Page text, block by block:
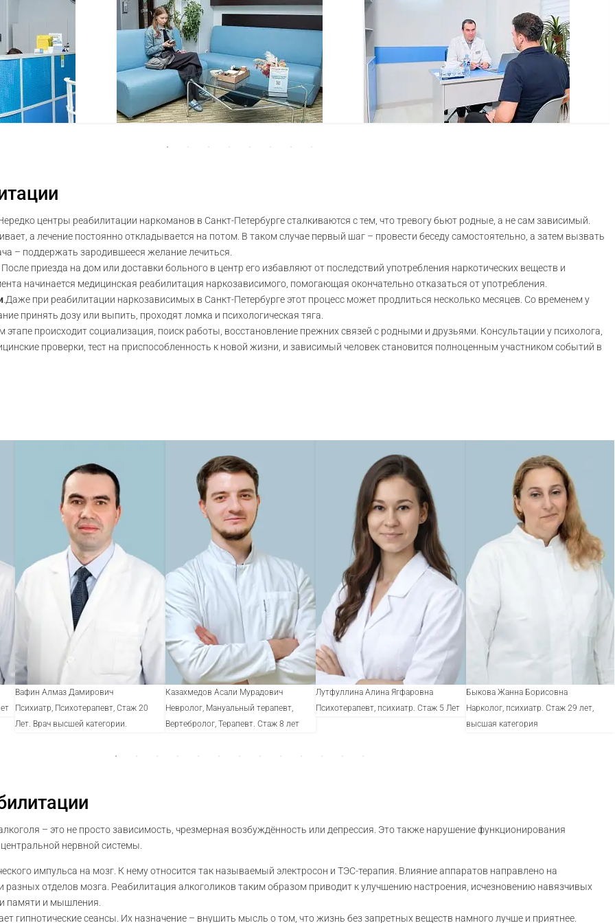
центры реабилитации наркоманов в Санкт-Петербурге сталкиваются с тем, что тревогу бьют родные, а не сам зависимый.
а лечение постоянно откладывается на потом. В таком случае первый шаг – провести беседу самостоятельно, а затем вызвать
– поддержать зародившееся желание лечиться.
После приезда на дом или доставки больного в центр его избавляют от последствий употребления наркотических веществ и
начинается медицинская реабилитация наркозависимого, помогающая окончательно отказаться от употребления.
.Даже при реабилитации наркозависимых в Санкт-Петербурге этот процесс может продлиться несколько месяцев. Со временем у
принять дозу или выпить, проходят ломка и психологическая тяга.
этапе происходит социализация, поиск работы, восстановление прежних связей с родными и друзьями. Консультации у психолога,
проверки, тест на приспособленность к новой жизни, и зависимый человек становится полноценным участником событий в
Вафин Алмаз Дамирович
Психиатр, Психотерапевт, Стаж 20
Лет. Врач высшей категории.
Казахмедов Асали Мурадович
Невролог, Мануальный терапевт,
Вертебролог, Терапевт. Стаж 8 лет
Лутфуллина Алина Ягфаровна
Психотерапевт, психиатр. Стаж 5 Лет
Быкова Жанна Борисовна
Нарколог, психиатр. Стаж 29 лет,
высшая категория
– это не просто зависимость, чрезмерная возбуждённость или депрессия. Это также нарушение функционирования
нервной системы.
импульса на мозг. К нему относится так называемый электросон и ТЭС-терапия. Влияние аппаратов направлено на
разных отделов мозга. Реабилитация алкоголиков таким образом приводит к улучшению настроения, исчезновению навязчивых
памяти и мышления.
гипнотические сеансы. Их назначение – внушить мысль о том, что жизнь без запретных веществ намного лучше и приятнее.